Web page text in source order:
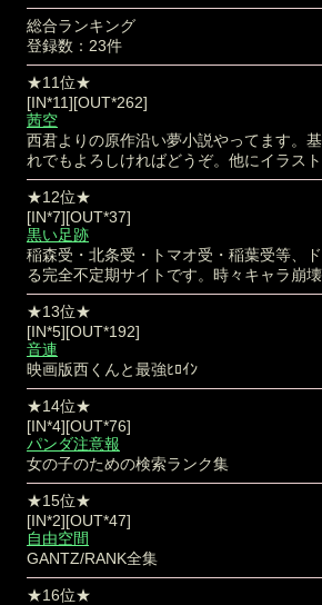
総合ランキング
登録数：23件
★11位★
[IN*11][OUT*262]
茜空
西君よりの原作沿い夢小説やってます。
れでもよろしければどうぞ。他にイラスト
★12位★
[IN*7][OUT*37]
黒い足跡
稲森受・北条受・トマオ受・稲葉受等、
る完全不定期サイトです。時々キャラ崩壊
★13位★
[IN*5][OUT*192]
音連
映画版西くんと最強ﾋﾛｲﾝ
★14位★
[IN*4][OUT*76]
パンダ注意報
女の子のための検索ランク集
★15位★
[IN*2][OUT*47]
自由空間
GANTZ/RANK全集
★16位★